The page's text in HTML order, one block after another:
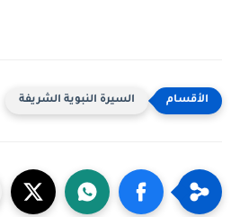
السيرة النبوية الشريفة